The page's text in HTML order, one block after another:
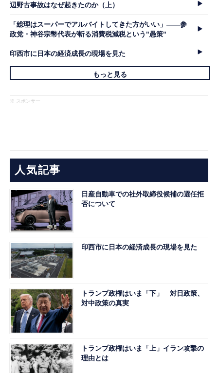
辺野古事故はなぜ起きたのか（上）
「総理はスーパーでアルバイトしてきた方がいい」――参
政党・神谷宗幣代表が斬る消費税減税という"愚策"
印西市に日本の経済成長の現場を見た
もっと見る
※ スポンサー
人気記事
日産自動車での社外取締役候補の選任拒
否について
印西市に日本の経済成長の現場を見た
トランプ政権はいま「下」 対日政策、
対中政策の真実
トランプ政権はいま「上」イラン攻撃の
理由とは